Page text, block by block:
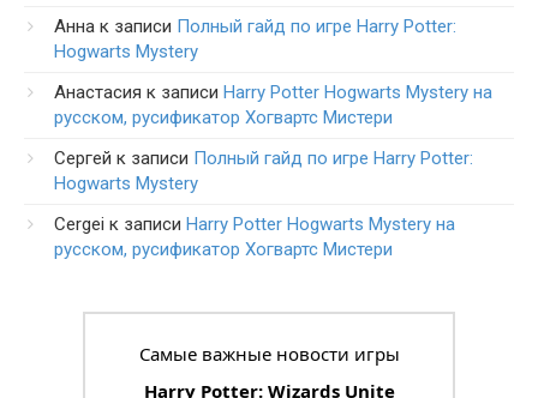
Анна к записи Полный гайд по игре Harry Potter:
Hogwarts Mystery
Анастасия к записи Harry Potter Hogwarts Mystery на
русском, русификатор Хогвартс Мистери
Сергей к записи Полный гайд по игре Harry Potter:
Hogwarts Mystery
Cergei к записи Harry Potter Hogwarts Mystery на
русском, русификатор Хогвартс Мистери
Самые важные новости игры
Harry Potter: Wizards Unite